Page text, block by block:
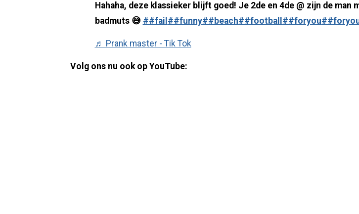
Hahaha, deze klassieker blijft goed! Je 2de en 4de @ zijn de man
badmuts 😅 ##fail ##funny##beach##football ##foryou
♬ Prank master - Tik Tok
Volg ons nu ook op YouTube: